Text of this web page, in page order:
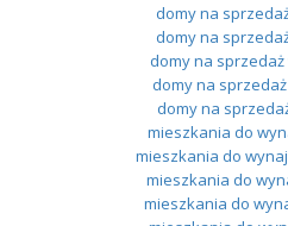
domy na
domy na
domy na
domy na sprzedaż
domy na
mieszkania do
mieszkania do
mieszkania do
mieszkania do